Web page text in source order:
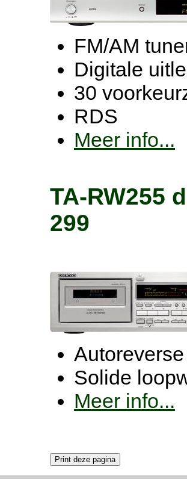
FM/AM
Digitale
30
RDS
Meer info...
TA-RW255
299
Autoreverse
Solide
Meer info...